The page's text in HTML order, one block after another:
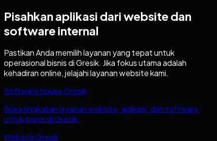
Pisahkan aplikasi dari website dan
software internal
Pastikan Anda memilih layanan yang tepat untuk
operasional bisnis diGresik. Jika fokus utama adalah
kehadiran online, jelajahi layanan website kami.
Software house Gresik
Buka ringkasan layanan website, aplikasi, dan software
untuk bisnis di Gresik.
Website Gresik